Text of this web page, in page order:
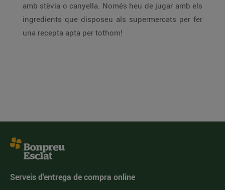
amb stèvia o canyella. Només heu de jugar amb els
ingredients que disposeu als supermercats per fer
una recepta apta per tothom!
Serveis d'entrega de compra online